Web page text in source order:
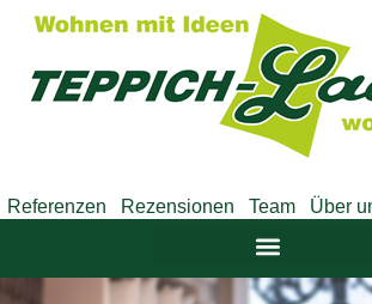
Referenzen Rezensionen Team Über